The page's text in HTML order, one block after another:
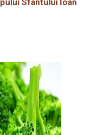
Sfântului Ioan